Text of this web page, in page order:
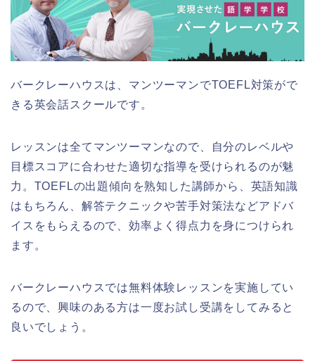
バークレーハウスは、マンツーマンでTOEFL対策がで
きる英会話スクールです。
レッスンは全てマンツーマンなので、自分のレベルや
目標スコアに合わせた適切な指導を受けられるのが魅
力。TOEFLの出題傾向を熟知した講師から、英語知識
はもちろん、解答テクニックや苦手対策法などアドバ
イスをもらえるので、効率よく得点力を身につけられ
ます。
バークレーハウスでは無料体験レッスンを実施してい
るので、興味のある方は一度お試し受講をしてみると
良いでしょう。